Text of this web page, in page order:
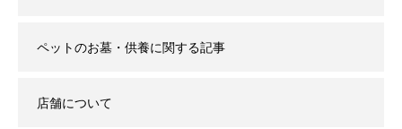
ペットのお墓・供養に関する記事
店舗について